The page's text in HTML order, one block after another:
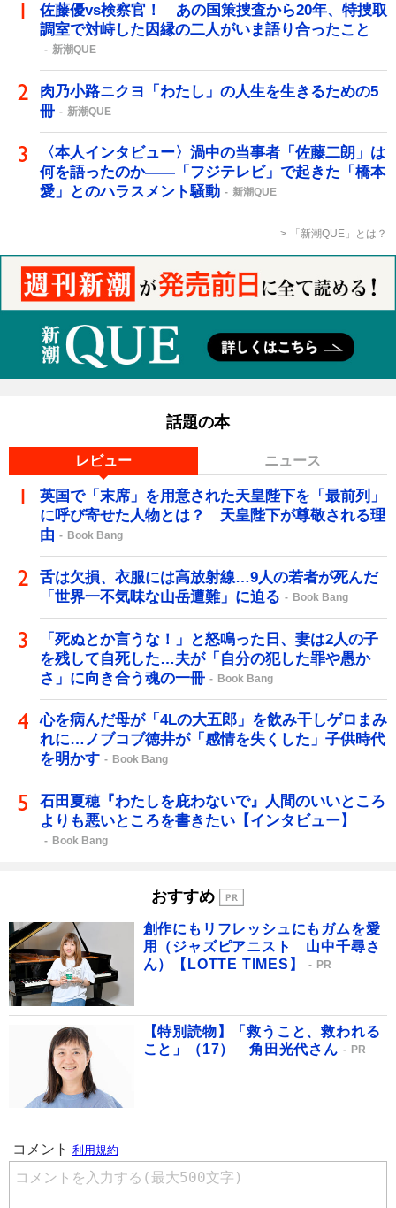
佐藤優vs検察官！ あの国策捜査から20年、特捜取
調室で対峙した因縁の二人がいま語り合ったこと
新潮QUE
肉乃小路ニクヨ「わたし」の人生を生きるための5
冊
新潮QUE
〈本人インタビュー〉渦中の当事者「佐藤二朗」は
何を語ったのか――「フジテレビ」で起きた「橋本
愛」とのハラスメント騒動
新潮QUE
「新潮QUE」とは？
話題の本
レビュー ニュース
英国で「末席」を用意された天皇陛下を「最前列」
に呼び寄せた人物とは？ 天皇陛下が尊敬される理
由
Book Bang
舌は欠損、衣服には高放射線…9人の若者が死んだ
「世界一不気味な山岳遭難」に迫る
Book Bang
「死ぬとか言うな！」と怒鳴った日、妻は2人の子
を残して自死した…夫が「自分の犯した罪や愚か
さ」に向き合う魂の一冊
Book Bang
心を病んだ母が「4Lの大五郎」を飲み干しゲロまみ
れに…ノブコブ徳井が「感情を失くした」子供時代
を明かす
Book Bang
石田夏穂『わたしを庇わないで』人間のいいところ
よりも悪いところを書きたい【インタビュー】
Book Bang
おすすめ
創作にもリフレッシュにもガムを愛
用（ジャズピアニスト 山中千尋さ
ん）【LOTTE TIMES】
PR
【特別読物】「救うこと、救われる
こと」（17） 角田光代さん
PR